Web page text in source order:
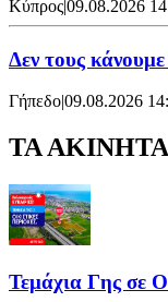
Κύπρος|09.08.2026
Δεν τους
Γήπεδο|09.08.2026
ΤΑ
Τεμάχια Γης σε